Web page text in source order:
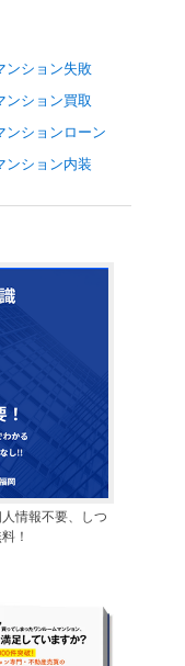
ンション失敗
ンション買取
ンションローン
ンション内装
情報不要、しつ
！